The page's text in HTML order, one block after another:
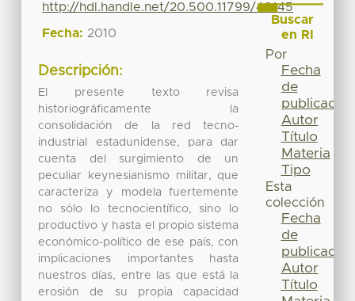
http://hdl.handle.net/20.500.11799/40145
Fecha: 2010
Descripción:
El presente texto revisa
historiográficamente la
consolidación de la red tecno-
industrial estadunidense, para dar
cuenta del surgimiento de un
peculiar keynesianismo militar, que
caracteriza y modela fuertemente
no sólo lo tecnocientífico, sino lo
productivo y hasta el propio sistema
económico-político de ese país, con
implicaciones importantes hasta
nuestros días, entre las que está la
erosión de su propia capacidad
Buscar
en RI
Por
Fecha
de
publicación
Autor
Título
Materia
Tipo
Esta
colección
Fecha
de
publicación
Autor
Título